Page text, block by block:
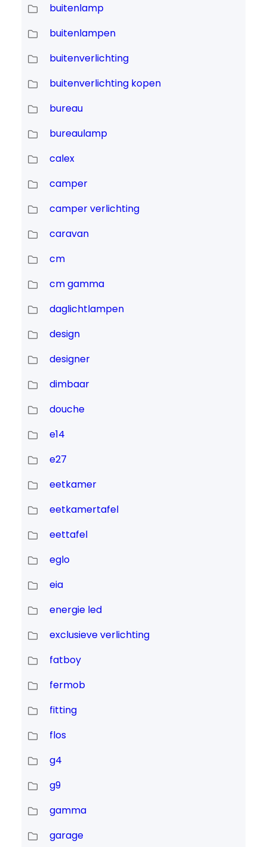
buitenlamp
buitenlampen
buitenverlichting
buitenverlichting kopen
bureau
bureaulamp
calex
camper
camper verlichting
caravan
cm
cm gamma
daglichtlampen
design
designer
dimbaar
douche
e14
e27
eetkamer
eetkamertafel
eettafel
eglo
eia
energie led
exclusieve verlichting
fatboy
fermob
fitting
flos
g4
g9
gamma
garage